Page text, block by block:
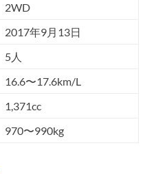
2WD
2017年9月13日
5人
16.6〜17.6km/L
1,371cc
970〜990kg